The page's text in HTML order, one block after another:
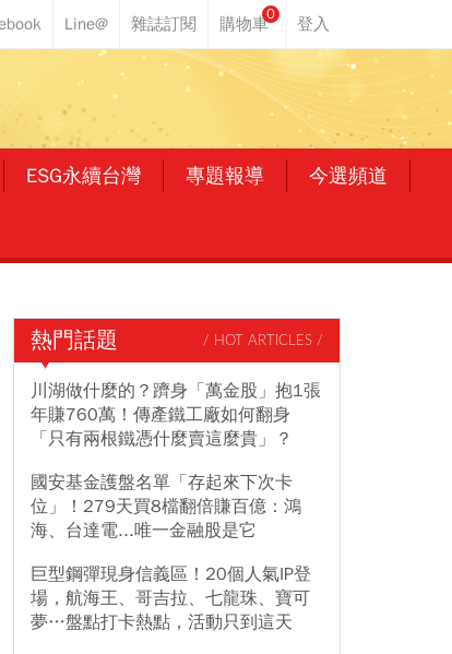
0
ESG永續台灣 專題報導 今選頻道
熱門話題 / HOT ARTICLES /
川湖做什麼的？躋身「萬金股」抱1張
年賺760萬！傳產鐵工廠如何翻身
「只有兩根鐵憑什麼賣這麼貴」？
國安基金護盤名單「存起來下次卡
位」！279天買8檔翻倍賺百億：鴻
海、台達電...唯一金融股是它
巨型鋼彈現身信義區！20個人氣IP登
場，航海王、哥吉拉、七龍珠、寶可
夢…盤點打卡熱點，活動只到這天